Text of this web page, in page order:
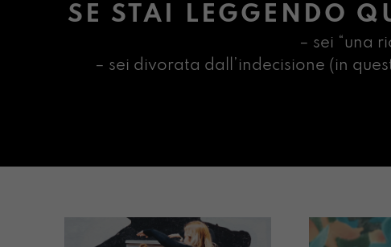
SE STAI LEGGENDO
– sei “una
– sei divorata dall’indecisione (in